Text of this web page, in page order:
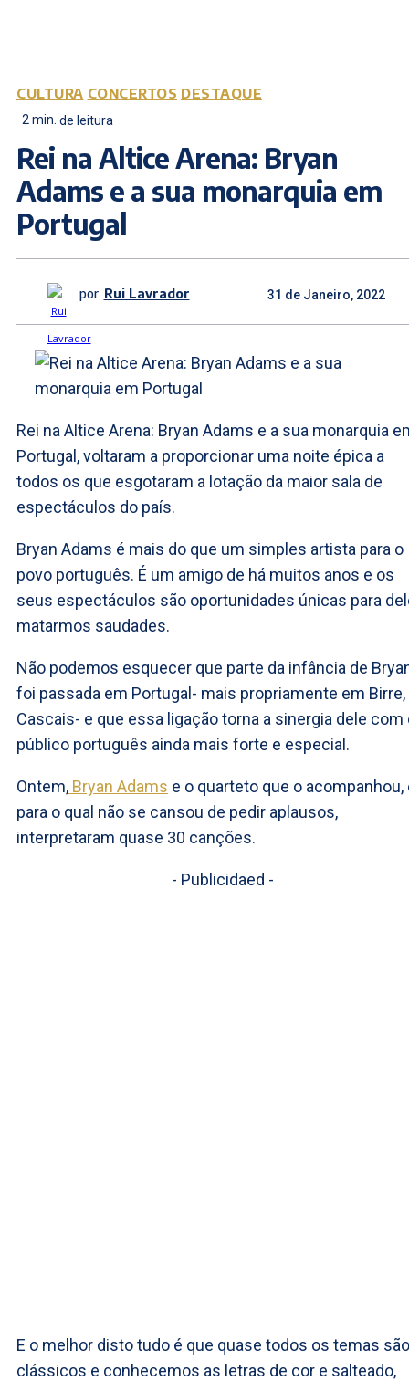
CULTURA CONCERTOS DESTAQUE
2min. de leitura
Rei na Altice Arena: Bryan
Adams e a sua monarquia em
Portugal
por Rui Lavrador 31 de Janeiro, 2022
Rei na Altice Arena: Bryan Adams e a sua monarquia
Portugal, voltaram a proporcionar uma noite épica a
todos os que esgotaram a lotação da maior sala de
espectáculos do país.
Bryan Adams é mais do que um simples artista para o
povo português. É um amigo de há muitos anos e os
seus espectáculos são oportunidades únicas para
matarmos saudades.
Não podemos esquecer que parte da infância de
foi passada em Portugal- mais propriamente em Birre,
Cascais- e que essa ligação torna a sinergia dele com
público português ainda mais forte e especial.
Ontem, Bryan Adams e o quarteto que o acompanhou,
para o qual não se cansou de pedir aplausos,
interpretaram quase 30 canções.
- Publicidaed -
E o melhor disto tudo é que quase todos os temas são
clássicos e conhecemos as letras de cor e salteado,